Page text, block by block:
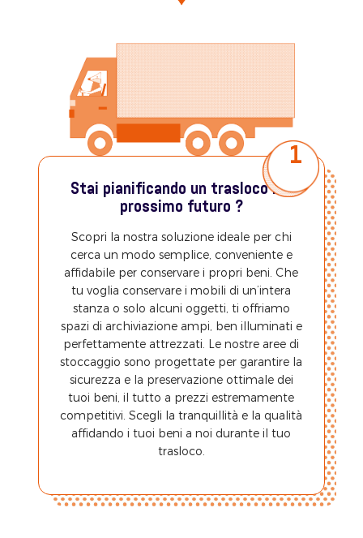
1
Stai pianificando un trasloco nel
prossimo futuro ?
Scopri la nostra soluzione ideale per chi
cerca un modo semplice, conveniente e
affidabile per conservare i propri beni. Che
tu voglia conservare i mobili di un’intera
stanza o solo alcuni oggetti, ti offriamo
spazi di archiviazione ampi, ben illuminati e
perfettamente attrezzati. Le nostre aree di
stoccaggio sono progettate per garantire la
sicurezza e la preservazione ottimale dei
tuoi beni, il tutto a prezzi estremamente
competitivi. Scegli la tranquillità e la qualità
affidando i tuoi beni a noi durante il tuo
trasloco.